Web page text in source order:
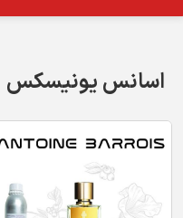
اسانس یونیسکس